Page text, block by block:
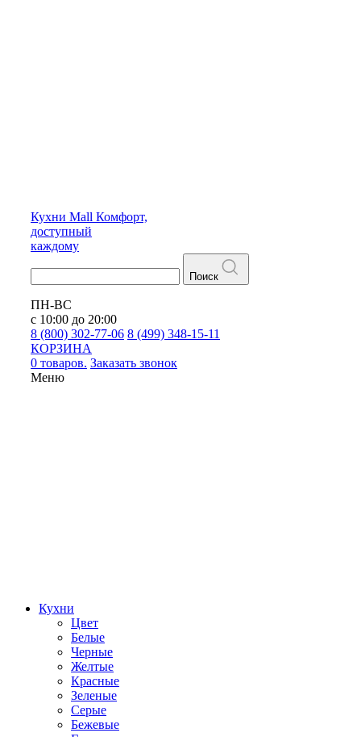
Кухни Mall Комфорт,
доступный
каждому
Поиск
ПН-ВС
с 10:00 до 20:00
8 (800) 302-77-06 8 (499) 348-15-11
КОРЗИНА
0 товаров. Заказать звонок
Меню
Кухни
Цвет
Белые
Черные
Желтые
Красные
Зеленые
Серые
Бежевые